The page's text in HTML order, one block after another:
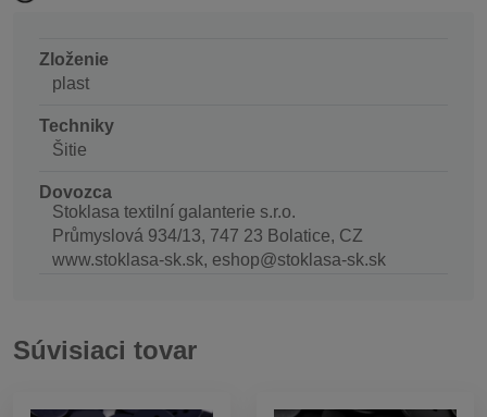
Zloženie
plast
Techniky
Šitie
Dovozca
Stoklasa textilní galanterie s.r.o.
Průmyslová 934/13, 747 23 Bolatice, CZ
www.stoklasa-sk.sk, eshop@stoklasa-sk.sk
Súvisiaci tovar